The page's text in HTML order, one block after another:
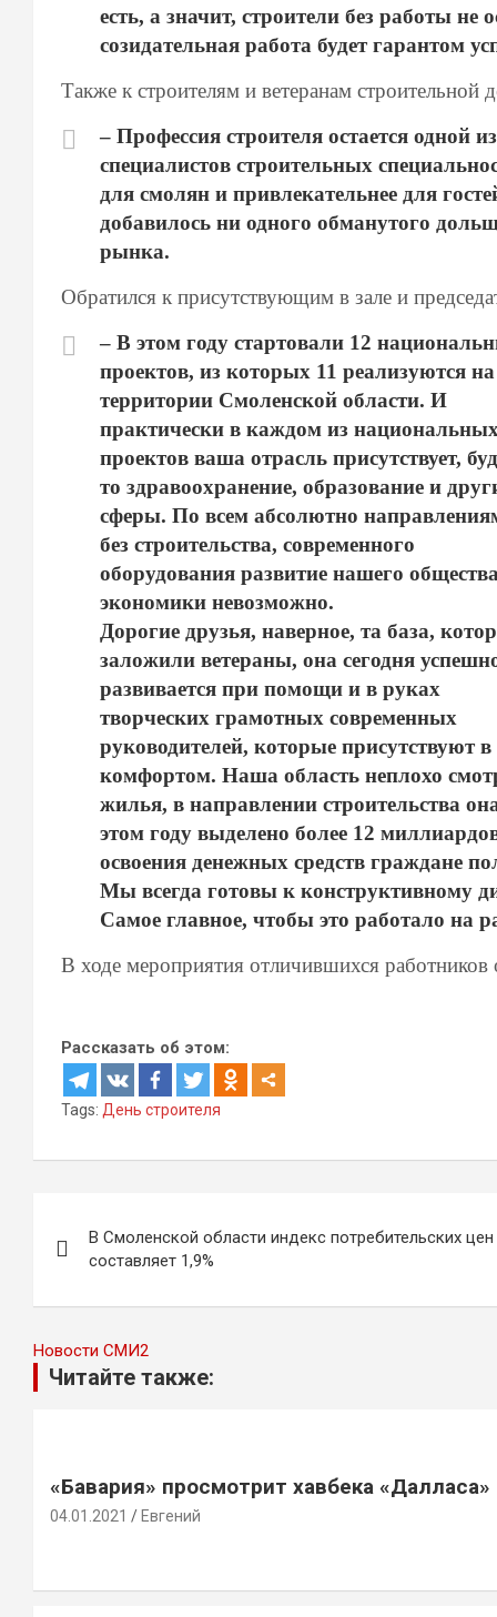
есть, а значит, строители без работы не
созидательная работа будет гарантом
Также к строителям и ветеранам строительной
– Профессия строителя остается
специалистов строительных
для смолян и привлекательнее для
добавилось ни одного обманутого
рынка.
Обратился к присутствующим в зале и
– В этом году стартовали 12
проектов, из которых 11 реализуются на
территории Смоленской области. И
практически в каждом из
проектов ваша отрасль присутствует,
то здравоохранение, образование и
сферы. По всем абсолютно
без строительства, современного
оборудования развитие нашего
экономики невозможно.
Дорогие друзья, наверное, та база,
заложили ветераны, она сегодня
развивается при помощи и в руках
творческих грамотных современных
руководителей, которые присутствуют
комфортом. Наша область неплохо
жилья, в направлении строительства
этом году выделено более 12
освоения денежных средств граждане
Мы всегда готовы к конструктивному
Самое главное, чтобы это работало на
В ходе мероприятия отличившихся работников
Рассказать об этом:
Tags: День строителя
по
записям
В Смоленской области индекс потребительских цен
составляет 1,9%
Новости СМИ2
Читайте также:
«Бавария» просмотрит хавбека «Далласа»
04.01.2021 Евгений